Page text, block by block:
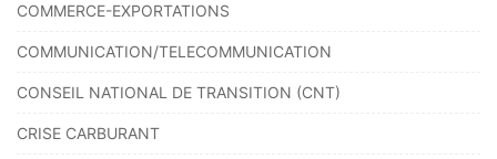
COMMERCE-EXPORTATIONS
COMMUNICATION/TELECOMMUNICATION
CONSEIL NATIONAL DE TRANSITION (CNT)
CRISE CARBURANT